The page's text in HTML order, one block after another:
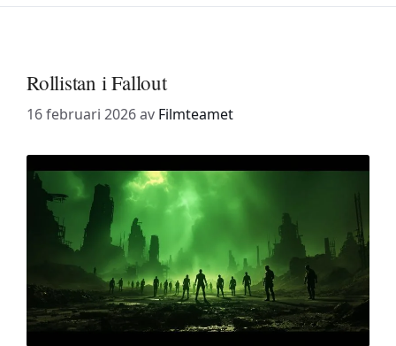
Rollistan i Fallout
16 februari 2026av Filmteamet